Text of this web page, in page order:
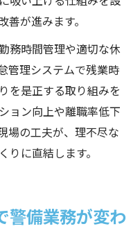
が進みます。
務時間管理や適切な休
管理システムで残業時
を是正する取り組みを
ョン向上や離職率低下
場の工夫が、理不尽な
に直結します。
警備業務が変わ